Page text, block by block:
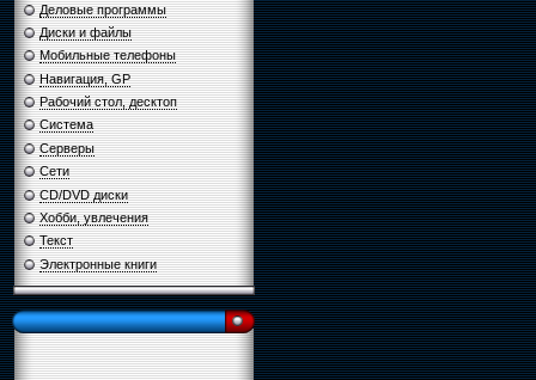
Деловые программы
Диски и файлы
Мобильные телефоны
Навигация, GP
Рабочий стол, десктоп
Система
Серверы
Сети
CD/DVD диски
Хобби, увлечения
Текст
Электронные книги